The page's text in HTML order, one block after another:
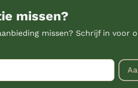
missen?
missen? Schrijf in voor